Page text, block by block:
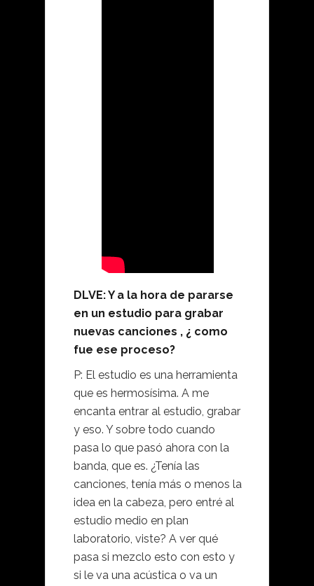
DLVE: Y a la hora de pararse
en un estudio para grabar
nuevas canciones , ¿ como
fue ese proceso?
P: El estudio es una herramienta
que es hermosísima. A me
encanta entrar al estudio, grabar
y eso. Y sobre todo cuando
pasa lo que pasó ahora con la
banda, que es. ¿Tenía las
canciones, tenía más o menos la
idea en la cabeza, pero entré al
estudio medio en plan
laboratorio, viste? A ver qué
pasa si mezclo esto con esto y
si le va una acústica o va un